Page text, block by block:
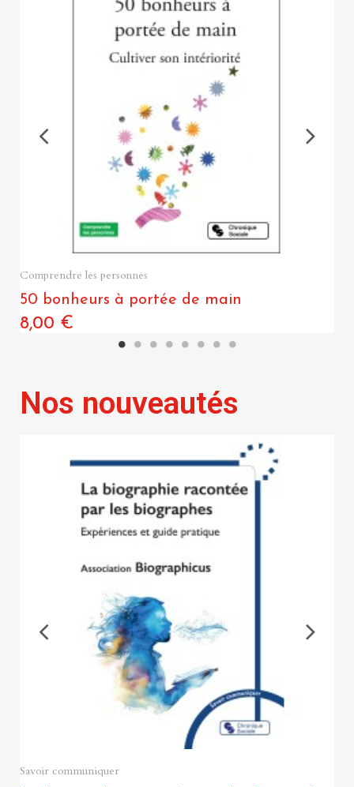
Quick View
Comprendre les personnes
50 bonheurs à portée de main
8,00 €
Nos nouveautés
Savoir communiquer